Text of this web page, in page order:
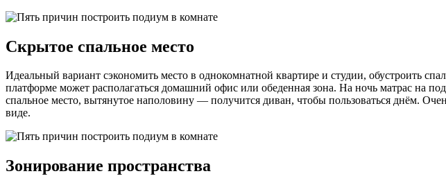
Скрытое спальное место
Идеальный вариант сэкономить место в однокомнатной квартире и студии, обустроить
платформе может располагаться домашний офис или обеденная зона. На ночь матрас на
спальное место, вытянутое наполовину — получится диван, чтобы пользоваться днём.
виде.
Зонирование пространства